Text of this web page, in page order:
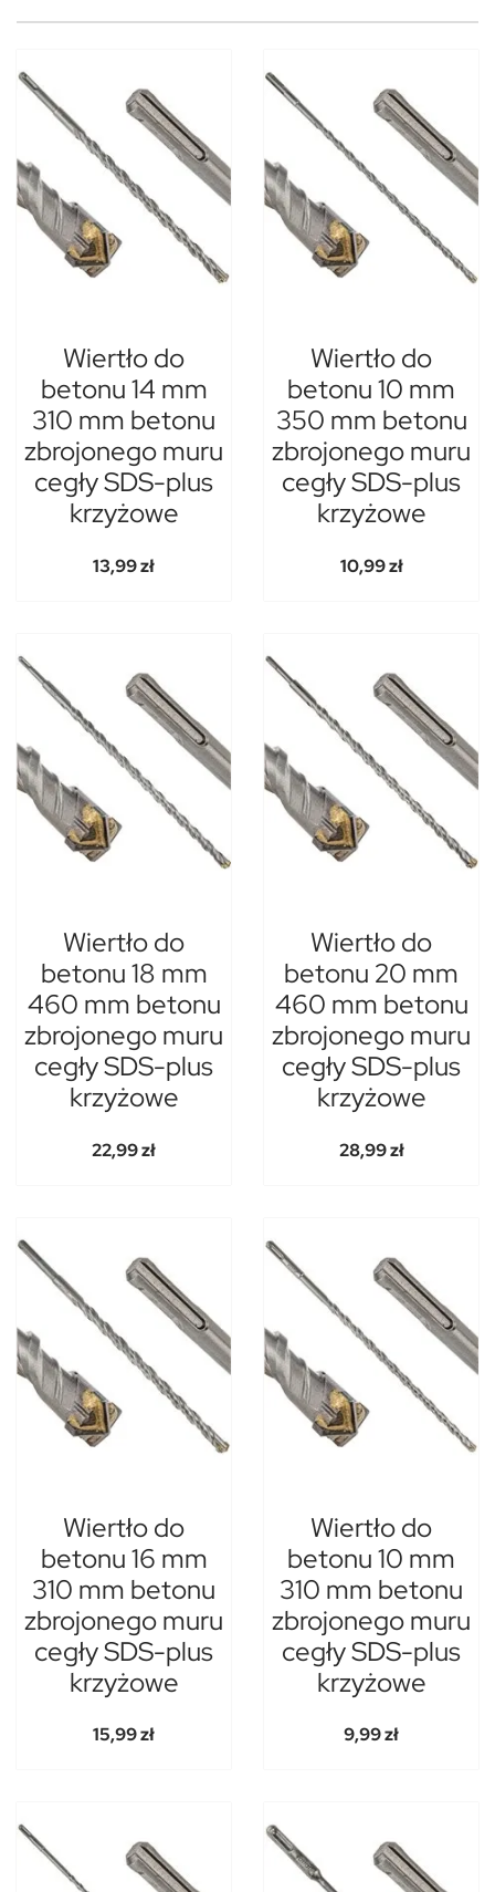
Wiertło do
betonu 14 mm
310 mm betonu
zbrojonego muru
cegły SDS-plus
krzyżowe
13,99 zł
Wiertło do
betonu 10 mm
350 mm betonu
zbrojonego muru
cegły SDS-plus
krzyżowe
10,99 zł
Wiertło do
betonu 18 mm
460 mm betonu
zbrojonego muru
cegły SDS-plus
krzyżowe
22,99 zł
Wiertło do
betonu 20 mm
460 mm betonu
zbrojonego muru
cegły SDS-plus
krzyżowe
28,99 zł
Wiertło do
betonu 16 mm
310 mm betonu
zbrojonego muru
cegły SDS-plus
krzyżowe
15,99 zł
Wiertło do
betonu 10 mm
310 mm betonu
zbrojonego muru
cegły SDS-plus
krzyżowe
9,99 zł